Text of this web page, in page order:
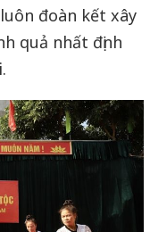
đoàn kết xây
quả nhất định